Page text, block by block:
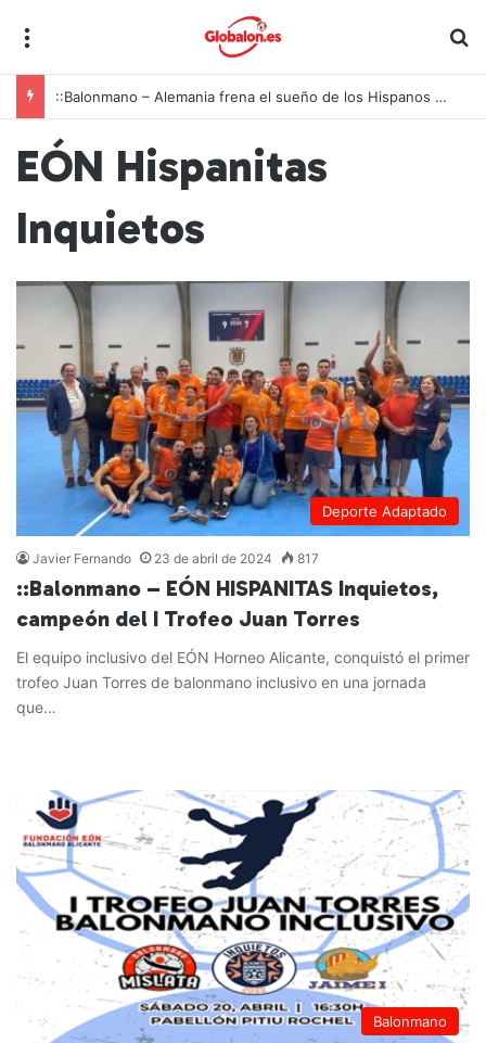
::Balonmano – Alemania frena el sueño de los Hispanos Juveniles, que lucharán ahora por el bronce europeo
EÓN Hispanitas
Inquietos
Deporte Adaptado
Javier Fernando 23 de abril de 2024 817
::Balonmano – EÓN HISPANITAS Inquietos,
campeón del I Trofeo Juan Torres
El equipo inclusivo del EÓN Horneo Alicante, conquistó el primer
trofeo Juan Torres de balonmano inclusivo en una jornada
que…
Balonmano